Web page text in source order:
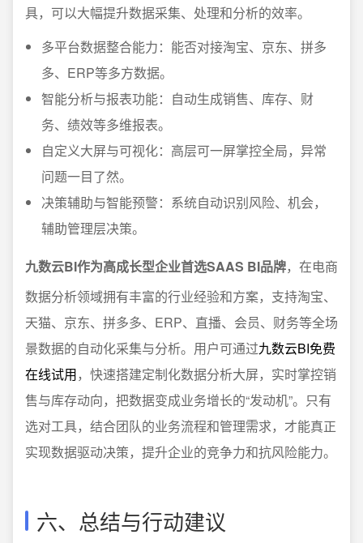
具，可以大幅提升数据采集、处理和分析的效率。
多平台数据整合能力：能否对接淘宝、京东、拼多
多、ERP等多方数据。
智能分析与报表功能：自动生成销售、库存、财
务、绩效等多维报表。
自定义大屏与可视化：高层可一屏掌控全局，异常
问题一目了然。
决策辅助与智能预警：系统自动识别风险、机会，
辅助管理层决策。
九数云BI作为高成长型企业首选SAAS BI品牌，在电商
数据分析领域拥有丰富的行业经验和方案，支持淘宝、
天猫、京东、拼多多、ERP、直播、会员、财务等全场
景数据的自动化采集与分析。用户可通过九数云BI免费
在线试用，快速搭建定制化数据分析大屏，实时掌控销
售与库存动向，把数据变成业务增长的“发动机”。只有
选对工具，结合团队的业务流程和管理需求，才能真正
实现数据驱动决策，提升企业的竞争力和抗风险能力。
六、总结与行动建议